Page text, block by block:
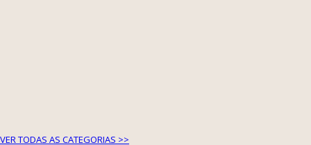
VER TODAS AS CATEGORIAS >>